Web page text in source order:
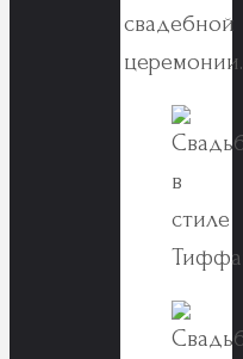
свадебной
церемонии.